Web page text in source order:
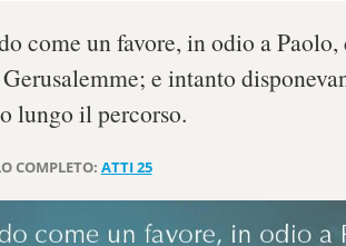
come un favore, in odio a Paolo,
e intanto
lungo il percorso.
COMPLETO: ATTI 25